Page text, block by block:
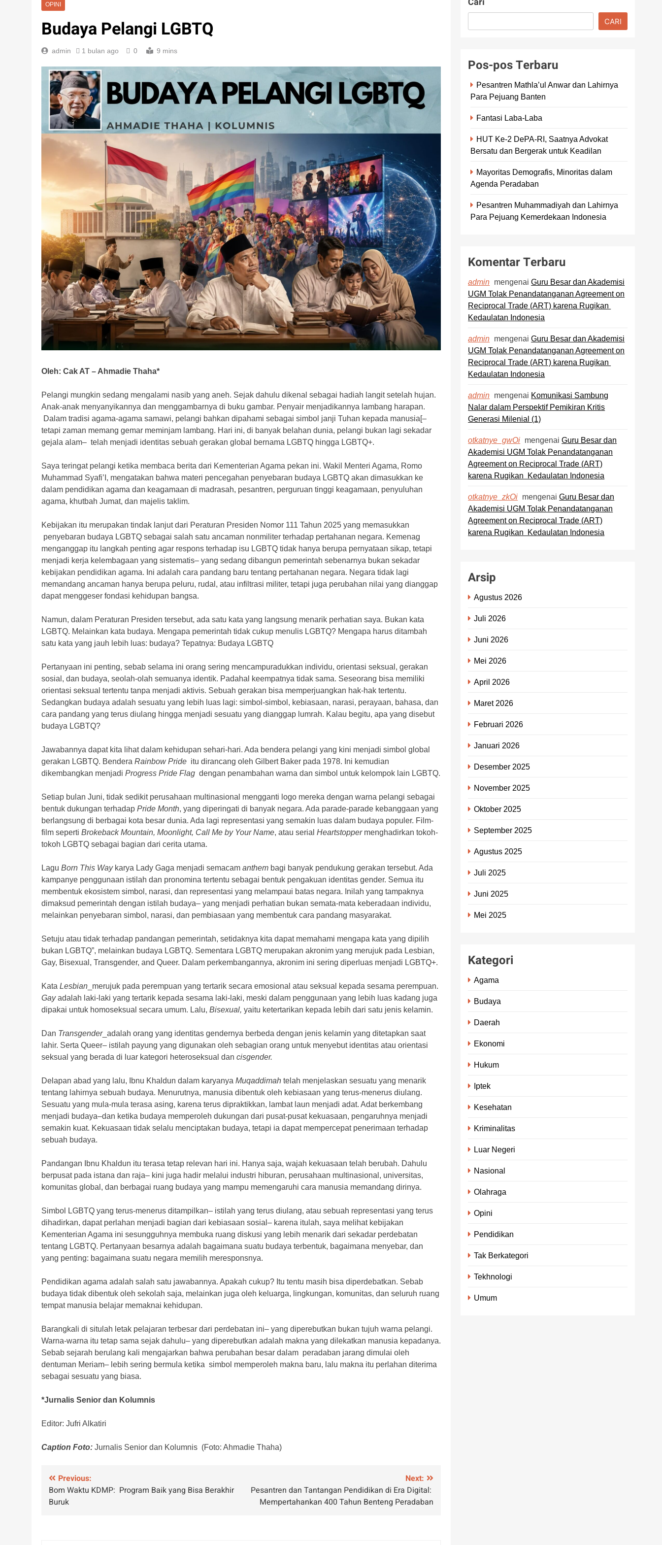
OPINI
Budaya Pelangi LGBTQ
admin 1 bulan ago 0 9 mins
Oleh: Cak AT – Ahmadie Thaha*
Pelangi mungkin sedang mengalami nasib yang aneh. Sejak dahulu dikenal sebagai hadiah langit setelah hujan.
Anak-anak menyanyikannya dan menggambarnya di buku gambar. Penyair menjadikannya lambang harapan.
Dalam tradisi agama-agama samawi, pelangi bahkan dipahami sebagai simbol janji Tuhan kepada manusia[–
tetapi zaman memang gemar meminjam lambang. Hari ini, di banyak belahan dunia, pelangi bukan lagi sekadar
gejala alam– telah menjadi identitas sebuah gerakan global bernama LGBTQ hingga LGBTQ+.
Saya teringat pelangi ketika membaca berita dari Kementerian Agama pekan ini. Wakil Menteri Agama, Romo
Muhammad Syafi’I, mengatakan bahwa materi pencegahan penyebaran budaya LGBTQ akan dimasukkan ke
dalam pendidikan agama dan keagamaan di madrasah, pesantren, perguruan tinggi keagamaan, penyuluhan
agama, khutbah Jumat, dan majelis taklim.
Kebijakan itu merupakan tindak lanjut dari Peraturan Presiden Nomor 111 Tahun 2025 yang memasukkan
penyebaran budaya LGBTQ sebagai salah satu ancaman nonmiliter terhadap pertahanan negara. Kemenag
menganggap itu langkah penting agar respons terhadap isu LGBTQ tidak hanya berupa pernyataan sikap, tetapi
menjadi kerja kelembagaan yang sistematis– yang sedang dibangun pemerintah sebenarnya bukan sekadar
kebijakan pendidikan agama. Ini adalah cara pandang baru tentang pertahanan negara. Negara tidak lagi
memandang ancaman hanya berupa peluru, rudal, atau infiltrasi militer, tetapi juga perubahan nilai yang dianggap
dapat menggeser fondasi kehidupan bangsa.
Namun, dalam Peraturan Presiden tersebut, ada satu kata yang langsung menarik perhatian saya. Bukan kata
LGBTQ. Melainkan kata budaya. Mengapa pemerintah tidak cukup menulis LGBTQ? Mengapa harus ditambah
satu kata yang jauh lebih luas: budaya? Tepatnya: Budaya LGBTQ
Pertanyaan ini penting, sebab selama ini orang sering mencampuradukkan individu, orientasi seksual, gerakan
sosial, dan budaya, seolah-olah semuanya identik. Padahal keempatnya tidak sama. Seseorang bisa memiliki
orientasi seksual tertentu tanpa menjadi aktivis. Sebuah gerakan bisa memperjuangkan hak-hak tertentu.
Sedangkan budaya adalah sesuatu yang lebih luas lagi: simbol-simbol, kebiasaan, narasi, perayaan, bahasa, dan
cara pandang yang terus diulang hingga menjadi sesuatu yang dianggap lumrah. Kalau begitu, apa yang disebut
budaya LGBTQ?
Jawabannya dapat kita lihat dalam kehidupan sehari-hari. Ada bendera pelangi yang kini menjadi simbol global
gerakan LGBTQ. Bendera Rainbow Pride itu dirancang oleh Gilbert Baker pada 1978. Ini kemudian
dikembangkan menjadi Progress Pride Flag dengan penambahan warna dan simbol untuk kelompok lain LGBTQ.
Setiap bulan Juni, tidak sedikit perusahaan multinasional mengganti logo mereka dengan warna pelangi sebagai
bentuk dukungan terhadap Pride Month, yang diperingati di banyak negara. Ada parade-parade kebanggaan yang
berlangsung di berbagai kota besar dunia. Ada lagi representasi yang semakin luas dalam budaya populer. Film-
film seperti Brokeback Mountain, Moonlight, Call Me by Your Name, atau serial Heartstoppermenghadirkan tokoh-
tokoh LGBTQ sebagai bagian dari cerita utama.
Lagu Born This Waykarya Lady Gaga menjadi semacam anthem bagi banyak pendukung gerakan tersebut. Ada
kampanye penggunaan istilah dan pronomina tertentu sebagai bentuk pengakuan identitas gender. Semua itu
membentuk ekosistem simbol, narasi, dan representasi yang melampaui batas negara. Inilah yang tampaknya
dimaksud pemerintah dengan istilah budaya– yang menjadi perhatian bukan semata-mata keberadaan individu,
melainkan penyebaran simbol, narasi, dan pembiasaan yang membentuk cara pandang masyarakat.
Setuju atau tidak terhadap pandangan pemerintah, setidaknya kita dapat memahami mengapa kata yang dipilih
bukan LGBTQ”, melainkan budaya LGBTQ. Sementara LGBTQ merupakan akronim yang merujuk pada Lesbian,
Gay, Bisexual, Transgender, and Queer. Dalam perkembangannya, akronim ini sering diperluas menjadi LGBTQ+.
Kata Lesbian _merujuk pada perempuan yang tertarik secara emosional atau seksual kepada sesama perempuan.
Gayadalah laki-laki yang tertarik kepada sesama laki-laki, meski dalam penggunaan yang lebih luas kadang juga
dipakai untuk homoseksual secara umum. Lalu, Bisexual, yaitu ketertarikan kepada lebih dari satu jenis kelamin.
Dan Transgender_adalah orang yang identitas gendernya berbeda dengan jenis kelamin yang ditetapkan saat
lahir. Serta Queer– istilah payung yang digunakan oleh sebagian orang untuk menyebut identitas atau orientasi
seksual yang berada di luar kategori heteroseksual dan cisgender.
Delapan abad yang lalu, Ibnu Khaldun dalam karyanya Muqaddimah telah menjelaskan sesuatu yang menarik
tentang lahirnya sebuah budaya. Menurutnya, manusia dibentuk oleh kebiasaan yang terus-menerus diulang.
Sesuatu yang mula-mula terasa asing, karena terus dipraktikkan, lambat laun menjadi adat. Adat berkembang
menjadi budaya–dan ketika budaya memperoleh dukungan dari pusat-pusat kekuasaan, pengaruhnya menjadi
semakin kuat. Kekuasaan tidak selalu menciptakan budaya, tetapi ia dapat mempercepat penerimaan terhadap
sebuah budaya.
Pandangan Ibnu Khaldun itu terasa tetap relevan hari ini. Hanya saja, wajah kekuasaan telah berubah. Dahulu
berpusat pada istana dan raja– kini juga hadir melalui industri hiburan, perusahaan multinasional, universitas,
komunitas global, dan berbagai ruang budaya yang mampu memengaruhi cara manusia memandang dirinya.
Simbol LGBTQ yang terus-menerus ditampilkan– istilah yang terus diulang, atau sebuah representasi yang terus
dihadirkan, dapat perlahan menjadi bagian dari kebiasaan sosial– karena itulah, saya melihat kebijakan
Kementerian Agama ini sesungguhnya membuka ruang diskusi yang lebih menarik dari sekadar perdebatan
tentang LGBTQ. Pertanyaan besarnya adalah bagaimana suatu budaya terbentuk, bagaimana menyebar, dan
yang penting: bagaimana suatu negara memilih meresponsnya.
Pendidikan agama adalah salah satu jawabannya. Apakah cukup? Itu tentu masih bisa diperdebatkan. Sebab
budaya tidak dibentuk oleh sekolah saja, melainkan juga oleh keluarga, lingkungan, komunitas, dan seluruh ruang
tempat manusia belajar memaknai kehidupan.
Barangkali di situlah letak pelajaran terbesar dari perdebatan ini– yang diperebutkan bukan tujuh warna pelangi.
Warna-warna itu tetap sama sejak dahulu– yang diperebutkan adalah makna yang dilekatkan manusia kepadanya.
Sebab sejarah berulang kali mengajarkan bahwa perubahan besar dalam peradaban jarang dimulai oleh
dentuman Meriam– lebih sering bermula ketika simbol memperoleh makna baru, lalu makna itu perlahan diterima
sebagai sesuatu yang biasa.
*Jurnalis Senior dan Kolumnis
Editor: Jufri Alkatiri
Caption Foto: Jurnalis Senior dan Kolumnis (Foto: Ahmadie Thaha)
Navigasi
pos
Previous:
Bom Waktu KDMP: Program Baik yang Bisa Berakhir
Buruk
Next:
Pesantren dan Tantangan Pendidikan di Era Digital:
Mempertahankan 400 Tahun Benteng Peradaban
CARI
Pos-pos Terbaru
Pesantren Mathla’ul Anwar dan Lahirnya
Para Pejuang Banten
Fantasi Laba-Laba
HUT Ke-2 DePA-RI, Saatnya Advokat
Bersatu dan Bergerak untuk Keadilan
Mayoritas Demografis, Minoritas dalam
Agenda Peradaban
Pesantren Muhammadiyah dan Lahirnya
Para Pejuang Kemerdekaan Indonesia
Komentar Terbaru
admin mengenaiGuru Besar dan Akademisi
UGM Tolak Penandatanganan Agreement on
Reciprocal Trade (ART) karena Rugikan
Kedaulatan Indonesia
admin mengenaiGuru Besar dan Akademisi
UGM Tolak Penandatanganan Agreement on
Reciprocal Trade (ART) karena Rugikan
Kedaulatan Indonesia
admin mengenai Komunikasi Sambung
Nalar dalam Perspektif Pemikiran Kritis
Generasi Milenial (1)
otkatnye_gwOi mengenaiGuru Besar dan
Akademisi UGM Tolak Penandatanganan
Agreement on Reciprocal Trade (ART)
karena Rugikan Kedaulatan Indonesia
otkatnye_zkOi mengenaiGuru Besar dan
Akademisi UGM Tolak Penandatanganan
Agreement on Reciprocal Trade (ART)
karena Rugikan Kedaulatan Indonesia
Arsip
Agustus 2026
Juli 2026
Juni 2026
Mei 2026
April 2026
Maret 2026
Februari 2026
Januari 2026
Desember 2025
November 2025
Oktober 2025
September 2025
Agustus 2025
Juli 2025
Juni 2025
Mei 2025
Kategori
Agama
Budaya
Daerah
Ekonomi
Hukum
Iptek
Kesehatan
Kriminalitas
Luar Negeri
Nasional
Olahraga
Opini
Pendidikan
Tak Berkategori
Tekhnologi
Umum